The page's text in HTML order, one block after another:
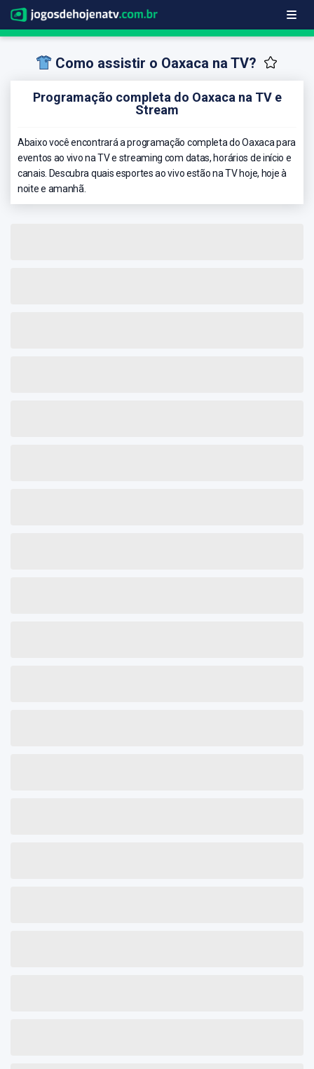
Como assistir o Oaxaca na TV?
Programação completa do Oaxaca na TV e
Stream
Abaixo você encontrará a programação completa do Oaxaca para
eventos ao vivo na TV e streaming com datas, horários de início e
canais. Descubra quais esportes ao vivo estão na TV hoje, hoje à
noite e amanhã.